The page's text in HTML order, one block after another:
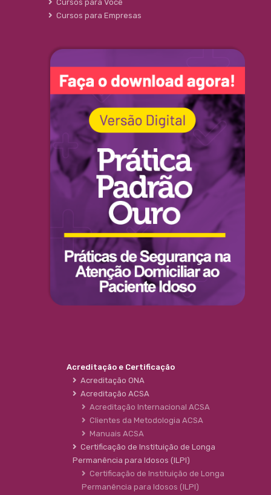
Cursos para Você
Cursos para Empresas
Acreditação e Certificação
Acreditação ONA
Acreditação ACSA
Acreditação Internacional ACSA
Clientes da Metodologia ACSA
Manuais ACSA
Certificação de Instituição de Longa
Permanência para Idosos (ILPI)
Certificação de Instituição de Longa
Permanência para Idosos (ILPI)